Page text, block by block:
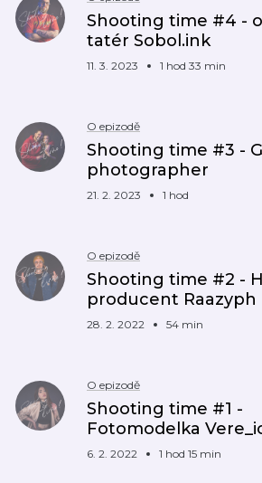
Shooting time #4 -
tatér Sobol.ink
11. 3. 2023 1 hod 33 min
O epizodě
Shooting time #3 -
photographer
21. 2. 2023 1 hod
O epizodě
Shooting time #2 -
producent Raazyph
28. 2. 2022 54 min
O epizodě
Shooting time #1 -
Fotomodelka
6. 2. 2022 1 hod 15 min